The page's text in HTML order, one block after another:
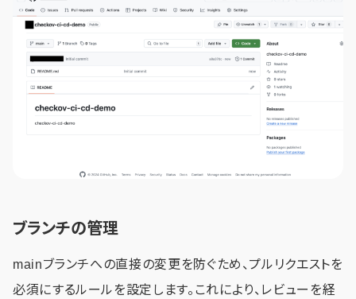
ブランチの管理
mainブランチへの直接の変更を防ぐため、プルリクエストを
必須にするルールを設定します。これにより、レビューを経